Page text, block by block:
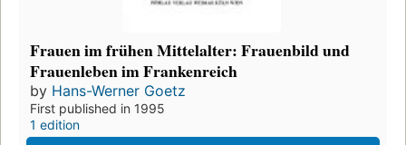
Frauen im frühen Mittelalter: Frauenbild und
Frauenleben im Frankenreich
by Hans-Werner Goetz
First published in 1995
1 edition